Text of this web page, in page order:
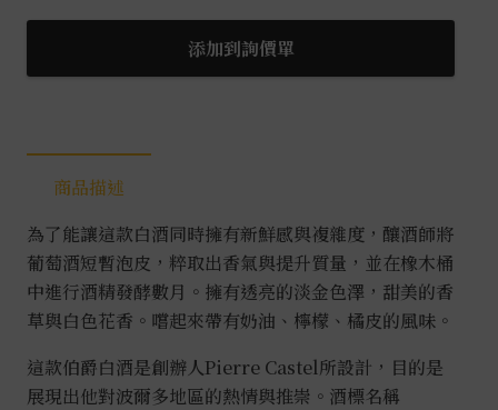
特
選
白
數
量
添加到詢價單
商品描述
為了能讓這款白酒同時擁有新鮮感與複雜度，釀酒師將
葡萄酒短暫泡皮，粹取出香氣與提升質量，並在橡木桶
中進行酒精發酵數月。擁有透亮的淡金色澤，甜美的香
草與白色花香。嚐起來帶有奶油、檸檬、橘皮的風味。
這款伯爵白酒是創辦人Pierre Castel所設計，目的是
展現出他對波爾多地區的熱情與推崇。酒標名稱